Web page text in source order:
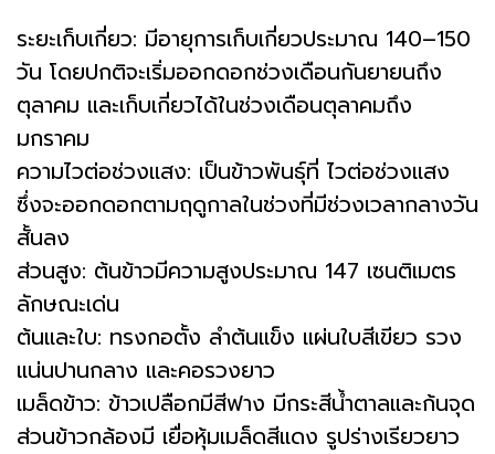
ระยะเก็บเกี่ยว: มีอายุการเก็บเกี่ยวประมาณ 140–150
วัน โดยปกติจะเริ่มออกดอกช่วงเดือนกันยายนถึง
ตุลาคม และเก็บเกี่ยวได้ในช่วงเดือนตุลาคมถึง
มกราคม
ความไวต่อช่วงแสง: เป็นข้าวพันธุ์ที่ ไวต่อช่วงแสง
ซึ่งจะออกดอกตามฤดูกาลในช่วงที่มีช่วงเวลากลางวัน
สั้นลง
ส่วนสูง: ต้นข้าวมีความสูงประมาณ 147 เซนติเมตร
ลักษณะเด่น
ต้นและใบ: ทรงกอตั้ง ลำต้นแข็ง แผ่นใบสีเขียว รวง
แน่นปานกลาง และคอรวงยาว
เมล็ดข้าว: ข้าวเปลือกมีสีฟาง มีกระสีน้ำตาลและก้นจุด
ส่วนข้าวกล้องมี เยื่อหุ้มเมล็ดสีแดง รูปร่างเรียวยาว